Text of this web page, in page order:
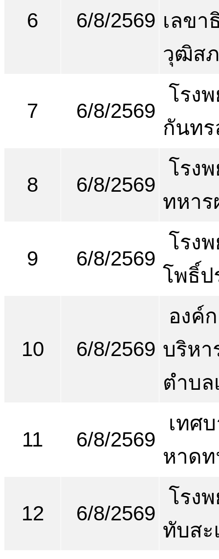
6 6/8/2569 เลขา
วุฒิส
7 6/8/2569
โรง
กันท
8 6/8/2569
โรง
ทหา
9 6/8/2569
โรง
โพธิ์ป
10 6/8/2569
องค์
บริหา
ตำบล
11 6/8/2569
เทศ
หาด
12 6/8/2569
โรง
ทับสะ